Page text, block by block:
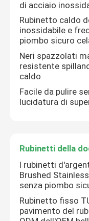
Rubinetto del
Rubinetto della
Singolo rubinetto
Rubinetto di
Rubinetto celato
di acciaio
Rubinetto caldo
inossidabile e
piombo sicuro
Neri spazzolati
resistente
caldo
Facile da pulire
lucidatura di
Rubinetti della
I rubinetti
Brushed
senza piombo
Rubinetto fisso
pavimento del